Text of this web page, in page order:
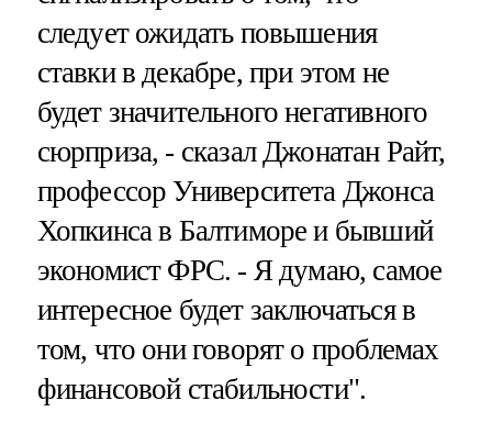
следует ожидать повышения
ставки в декабре, при этом не
будет значительного негативного
сюрприза, - сказал Джонатан Райт,
профессор Университета Джонса
Хопкинса в Балтиморе и бывший
экономист ФРС. - Я думаю, самое
интересное будет заключаться в
том, что они говорят о проблемах
финансовой стабильности".